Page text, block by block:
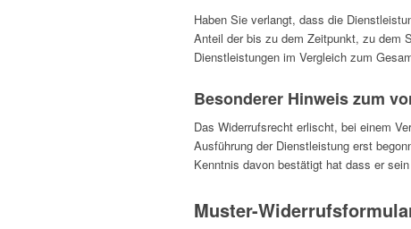
Haben Sie verlangt, dass die
Anteil der bis zu dem Zeitpunkt, zu dem
Dienstleistungen im Vergleich zum
Besonderer Hinweis zum
Das Widerrufsrecht erlischt, bei einem
Ausführung der Dienstleistung erst
Kenntnis davon bestätigt hat dass er
Muster-